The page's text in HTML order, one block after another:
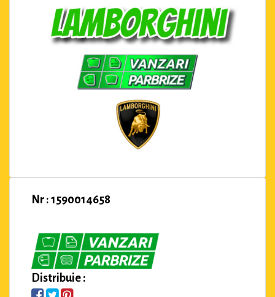
Nr : 1590014658
Distribuie :